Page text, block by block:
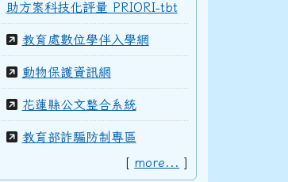
助方案科技化評量 PRIORI-tbt
教育處數位學伴入學網
動物保護資訊網
花蓮縣公文整合系統
教育部詐騙防制專區
[ more... ]